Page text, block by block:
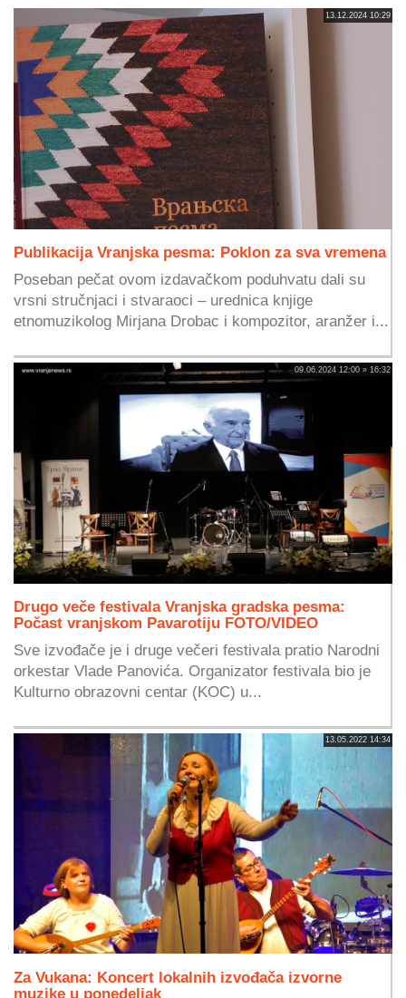
13.12.2024 10:29
Publikacija Vranjska pesma: Poklon za sva vremena
Poseban pečat ovom izdavačkom poduhvatu dali su
vrsni stručnjaci i stvaraoci – urednica knjige
etnomuzikolog Mirjana Drobac i kompozitor, aranžer i...
09.06.2024 12:00 » 16:32
Drugo veče festivala Vranjska gradska pesma:
Počast vranjskom Pavarotiju FOTO/VIDEO
Sve izvođače je i druge večeri festivala pratio Narodni
orkestar Vlade Panovića. Organizator festivala bio je
Kulturno obrazovni centar (KOC) u...
13.05.2022 14:34
Za Vukana: Koncert lokalnih izvođača izvorne
muzike u ponedeljak